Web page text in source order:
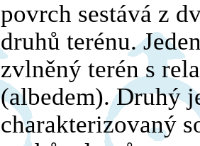
povrch sestává z
druhů terénu.
zvlněný terén s
(albedem). Druhý
charakterizovaný